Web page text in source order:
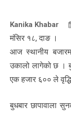
Kanika Khabar
मंसिर १८, दाङ ।
आज स्थानीय
उकालो लागेको छ ।
एक हजार ६०० ले
बुधबार छापावाला